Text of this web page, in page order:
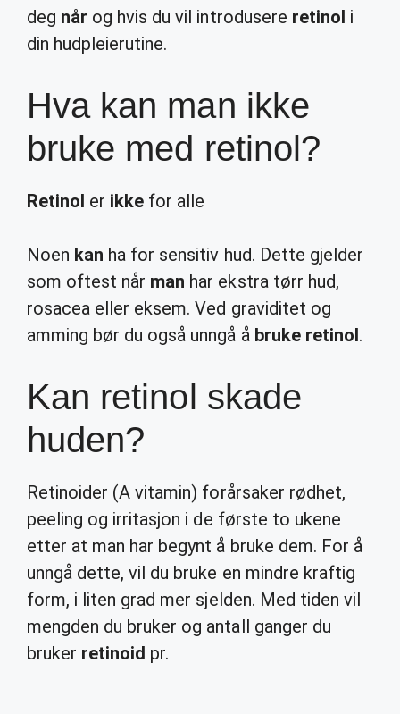
deg når og hvis du vil introdusere retinol i
din hudpleierutine.
Hva kan man ikke
bruke med retinol?
Retinol er ikke for alle
Noen kan ha for sensitiv hud. Dette gjelder
som oftest når man har ekstra tørr hud,
rosacea eller eksem. Ved graviditet og
amming bør du også unngå å bruke retinol.
Kan retinol skade
huden?
Retinoider (A vitamin) forårsaker rødhet,
peeling og irritasjon i de første to ukene
etter at man har begynt å bruke dem. For å
unngå dette, vil du bruke en mindre kraftig
form, i liten grad mer sjelden. Med tiden vil
mengden du bruker og antall ganger du
bruker retinoid pr.